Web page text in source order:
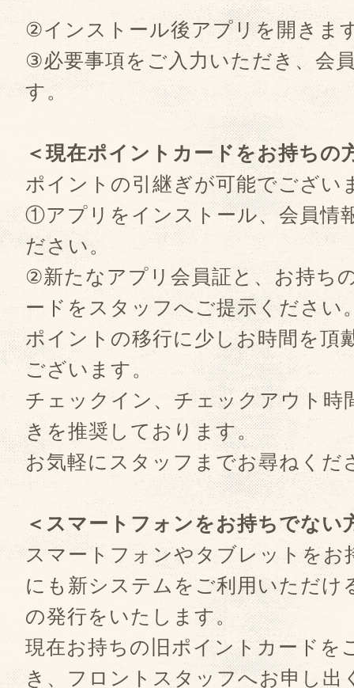
②インストール後アプリを開きま
③必要事項をご入力いただき、会
す。
＜現在ポイントカードをお持ちの
ポイントの引継ぎが可能でござい
①アプリをインストール、会員情
ださい。
②新たなアプリ会員証と、お持ち
ードをスタッフへご提示ください
ポイントの移行に少しお時間を頂
ございます。
チェックイン、チェックアウト時
きを推奨しております。
お気軽にスタッフまでお尋ねくだ
＜スマートフォンをお持ちでない
スマートフォンやタブレットをお
にも新システムをご利用いただけ
の発行をいたします。
現在お持ちの旧ポイントカードを
き、フロントスタッフへお申し出